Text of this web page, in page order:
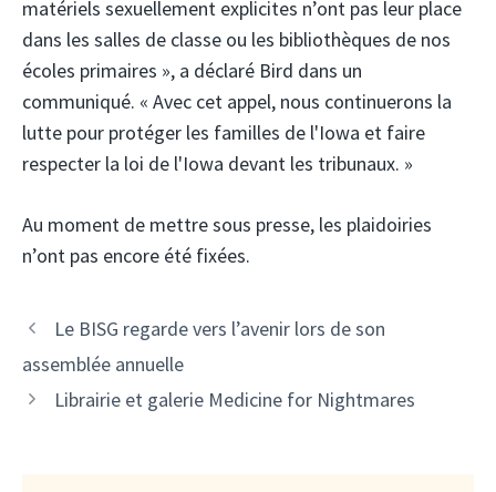
matériels sexuellement explicites n’ont pas leur place
dans les salles de classe ou les bibliothèques de nos
écoles primaires », a déclaré Bird dans un
communiqué. « Avec cet appel, nous continuerons la
lutte pour protéger les familles de l'Iowa et faire
respecter la loi de l'Iowa devant les tribunaux. »
Au moment de mettre sous presse, les plaidoiries
n’ont pas encore été fixées.
Le BISG regarde vers l’avenir lors de son
assemblée annuelle
Librairie et galerie Medicine for Nightmares